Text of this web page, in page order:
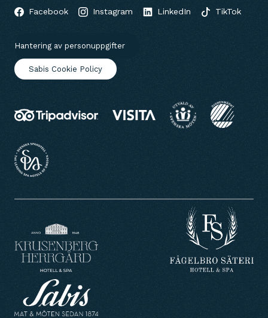
Facebook Instagram LinkedIn TikTok
Hantering av personuppgifter
Sabis Cookie Policy